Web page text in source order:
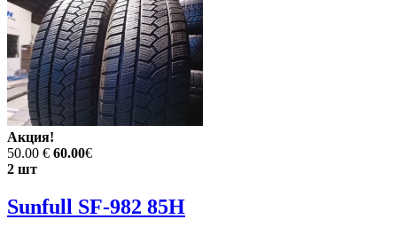
Акция!
50.00 € 60.00€
2 шт
Sunfull SF-982 85H